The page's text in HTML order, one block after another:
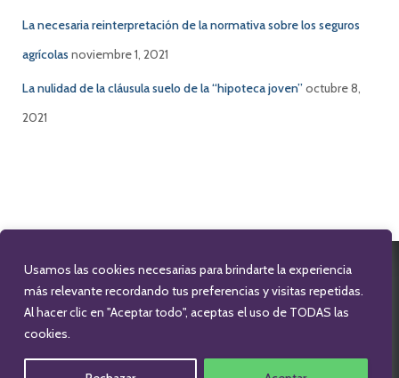
Usamos las cookies necesarias para brindarte la experiencia
más relevante recordando tus preferencias y visitas repetidas.
Al hacer clic en "Aceptar todo", aceptas el uso de TODAS las
cookies.
La necesaria reinterpretación de la normativa sobre los seguros
agrícolas noviembre 1, 2021
La nulidad de la cláusula suelo de la “hipoteca joven”octubre 8,
2021
FACEBOOKTWITTERLINKEDIN
INFO@CAROLINAGARCIAABOGADA.COM
Hestia | Desarrollado por ThemeIsle